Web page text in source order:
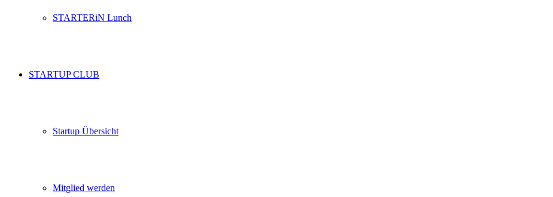
STARTERiN Lunch
STARTUP CLUB
Startup Übersicht
Mitglied werden